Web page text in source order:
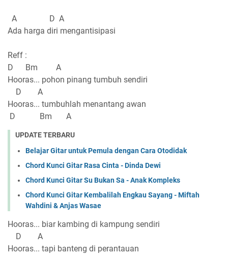
A D A
Ada harga diri mengantisipasi
Reff :
D Bm A
Hooras... pohon pinang tumbuh sendiri
D A
Hooras... tumbuhlah menantang awan
D Bm A
UPDATE TERBARU
Belajar Gitar untuk Pemula dengan Cara Otodidak
Chord Kunci Gitar Rasa Cinta - Dinda Dewi
Chord Kunci Gitar Su Bukan Sa - Anak Kompleks
Chord Kunci Gitar Kembalilah Engkau Sayang - Miftah
Wahdini & Anjas Wasae
Hooras... biar kambing di kampung sendiri
D A
Hooras... tapi banteng di perantauan